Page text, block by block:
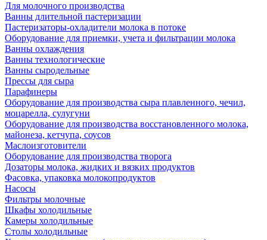
Для молочного производства
Ванны длительной пастеризации
Пастеризаторы-охладители молока в потоке
Оборудование для приемки, учета и фильтрации молока
Ванны охлаждения
Ванны технологические
Ванны сыродельные
Прессы для сыра
Парафинеры
Оборудование для производства сыра плавленного, чечил,
моцарелла, сулугуни
Оборудование для производства восстановленного молока,
майонеза, кетчупа, соусов
Маслоизготовители
Оборудование для производства творога
Дозаторы молока, жидких и вязких продуктов
Фасовка, упаковка молокопродуктов
Насосы
Фильтры молочные
Шкафы холодильные
Камеры холодильные
Столы холодильные